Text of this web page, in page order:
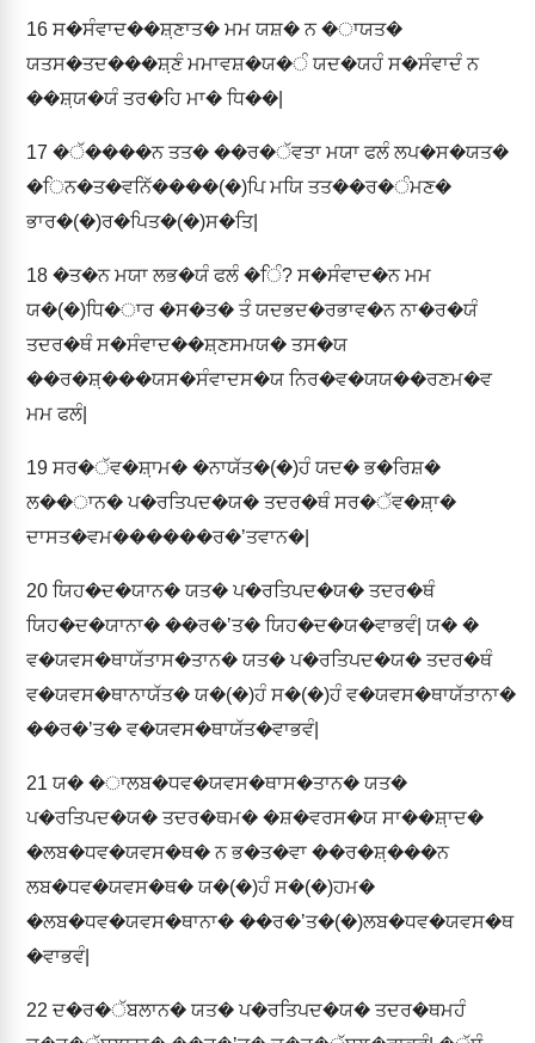
16 ਸ�ਸੰਵਾਦ��ਸ਼਼ਣਾਤ� ਮਮ ਯਸ਼� ਨ �ਾਯਤ�
ਯਤਸ�ਤਦ���ਸ਼਼ਣੰ ਮਮਾਵਸ਼�ਯ�ੰ ਯਦ�ਯਹੰ ਸ�ਸੰਵਾਦੰ ਨ
��ਸ਼਼ਯ�ਯੰ ਤਰ�ਹਿ ਮਾ� ਧਿ��|
17 �ੱ����ਨ ਤਤ� ��ਰ�ੱਵਤਾ ਮਯਾ ਫਲੰ ਲਪ�ਸ�ਯਤ�
�ਿਨ�ਤ�ਵਨਿੱ����(�)ਪਿ ਮਯਿ ਤਤ��ਰ�ੰਮਣ�
ਭਾਰ�(�)ਰ�ਪਿਤ�(�)ਸ�ਤਿ|
18 �ਤ�ਨ ਮਯਾ ਲਭ�ਯੰ ਫਲੰ �ਿੰ? ਸ�ਸੰਵਾਦ�ਨ ਮਮ
ਯ�(�)ਧਿ�ਾਰ �ਸ�ਤ� ਤੰ ਯਦਭਦ�ਰਭਾਵ�ਨ ਨਾ�ਰ�ਯੰ
ਤਦਰ�ਥੰ ਸ�ਸੰਵਾਦ��ਸ਼਼ਣਸਮਯ� ਤਸ�ਯ
��ਰ�ਸ਼਼���ਯਸ�ਸੰਵਾਦਸ�ਯ ਨਿਰ�ਵ�ਯਯ��ਰਣਮ�ਵ
ਮਮ ਫਲੰ|
19 ਸਰ�ੱਵ�ਸ਼਼ਾਮ� �ਨਾਯੱਤ�(�)ਹੰ ਯਦ� ਭ�ਰਿਸ਼�
ਲ��ਾਨ� ਪ�ਰਤਿਪਦ�ਯ� ਤਦਰ�ਥੰ ਸਰ�ੱਵ�ਸ਼਼ਾ�
ਦਾਸਤ�ਵਮ������ਰ�ʼਤਵਾਨ�|
20 ਯਿਹ�ਦ�ਯਾਨ� ਯਤ� ਪ�ਰਤਿਪਦ�ਯ� ਤਦਰ�ਥੰ
ਯਿਹ�ਦ�ਯਾਨਾ� ��ਰ�ʼਤ� ਯਿਹ�ਦ�ਯ�ਵਾਭਵੰ| ਯ� �
ਵ�ਯਵਸ�ਥਾਯੱਤਾਸ�ਤਾਨ� ਯਤ� ਪ�ਰਤਿਪਦ�ਯ� ਤਦਰ�ਥੰ
ਵ�ਯਵਸ�ਥਾਨਾਯੱਤ� ਯ�(�)ਹੰ ਸ�(�)ਹੰ ਵ�ਯਵਸ�ਥਾਯੱਤਾਨਾ�
��ਰ�ʼਤ� ਵ�ਯਵਸ�ਥਾਯੱਤ�ਵਾਭਵੰ|
21 ਯ� �ਾਲਬ�ਧਵ�ਯਵਸ�ਥਾਸ�ਤਾਨ� ਯਤ�
ਪ�ਰਤਿਪਦ�ਯ� ਤਦਰ�ਥਮ� �ਸ਼�ਵਰਸ�ਯ ਸਾ��ਸ਼਼ਾਦ�
�ਲਬ�ਧਵ�ਯਵਸ�ਥ� ਨ ਭ�ਤ�ਵਾ ��ਰ�ਸ਼਼���ਨ
ਲਬ�ਧਵ�ਯਵਸ�ਥ� ਯ�(�)ਹੰ ਸ�(�)ਹਮ�
�ਲਬ�ਧਵ�ਯਵਸ�ਥਾਨਾ� ��ਰ�ʼਤ�(�)ਲਬ�ਧਵ�ਯਵਸ�ਥ
�ਵਾਭਵੰ|
22 ਦ�ਰ�ੱਬਲਾਨ� ਯਤ� ਪ�ਰਤਿਪਦ�ਯ� ਤਦਰ�ਥਮਹੰ